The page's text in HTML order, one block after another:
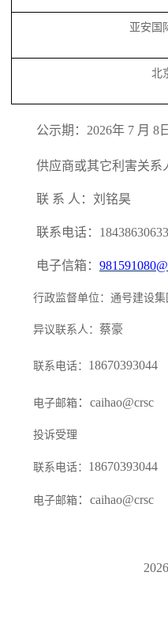
亚安国
北
公示期： 2026年 7 月 8 日
供应商或其它利害关系
联 系 人： 刘铭昊
联系电话： 18438630633
电子信箱：
行政监督单位： 通号建设集
异议联系人： 蔡豪
联系电话： 18670393044
电子邮箱 ： caihao@crsc
投诉受理
联系电话： 18670393044
电子邮箱 ： caihao@crsc
2026